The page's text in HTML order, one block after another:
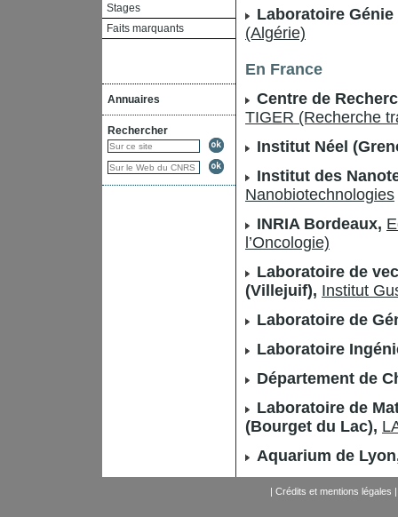
Stages
Faits marquants
Annuaires
Rechercher
Laboratoire
(Algérie)
En France
Centre de
TIGER (Recherche
Institut Néel
Institut des
Nanobiotechnologies
INRIA Bordeaux,
l’Oncologie)
Laboratoire de
(Villejuif), Institut
Laboratoire de
Laboratoire
Département de
Laboratoire de
(Bourget du Lac),
Aquarium de
| Crédits et mentions légales